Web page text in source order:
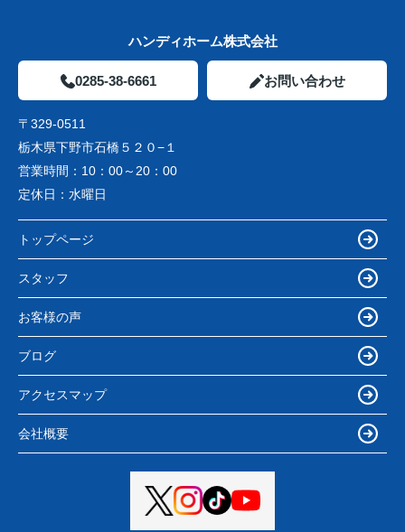
ハンディホーム株式会社
0285-38-6661 お問い合わせ
〒329-0511
栃木県下野市石橋５２０−１
営業時間： 10：00～20：00
定休日： 水曜日
トップページ
スタッフ
お客様の声
ブログ
アクセスマップ
会社概要